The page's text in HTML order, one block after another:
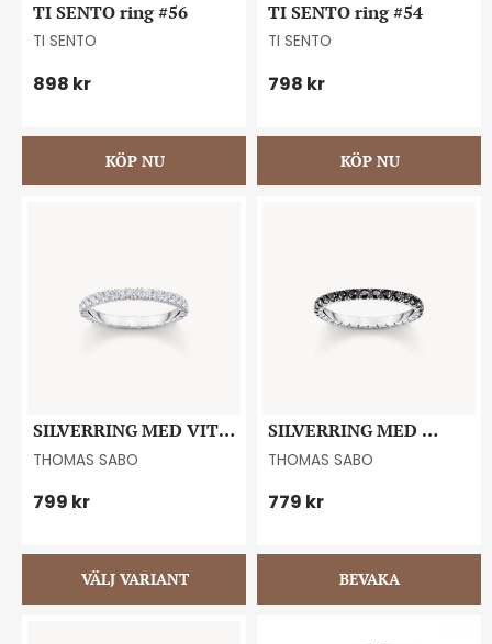
TI SENTO ring #56
TI SENTO
898 kr
TI SENTO ring #54
TI SENTO
798 kr
SILVERRING MED VITA
ZIRKONIA
THOMAS SABO
799 kr
SILVERRING MED
SVARTA ZIRKONIA #58
THOMAS SABO
779 kr